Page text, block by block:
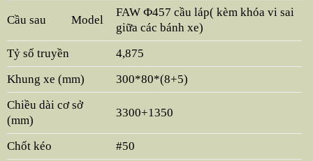
Cầu sau Model
FAW Ф457 cầu láp( kèm khóa vi sai
giữa các bánh xe)
Tỷ số truyền
4,875
Khung xe (mm)
300*80*(8+5)
Chiều dài cơ sở
(mm)
3300+1350
Chốt kéo #50